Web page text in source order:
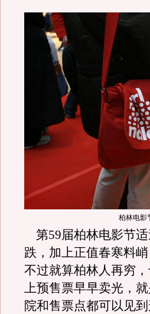
柏林电影
第59届柏林电影节
跌，加上正值春寒料
不过就算柏林人再穷
上预售票早早卖光，
院和售票点都可以见